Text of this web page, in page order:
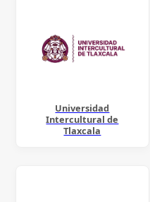
Universidad
Intercultural de
Tlaxcala